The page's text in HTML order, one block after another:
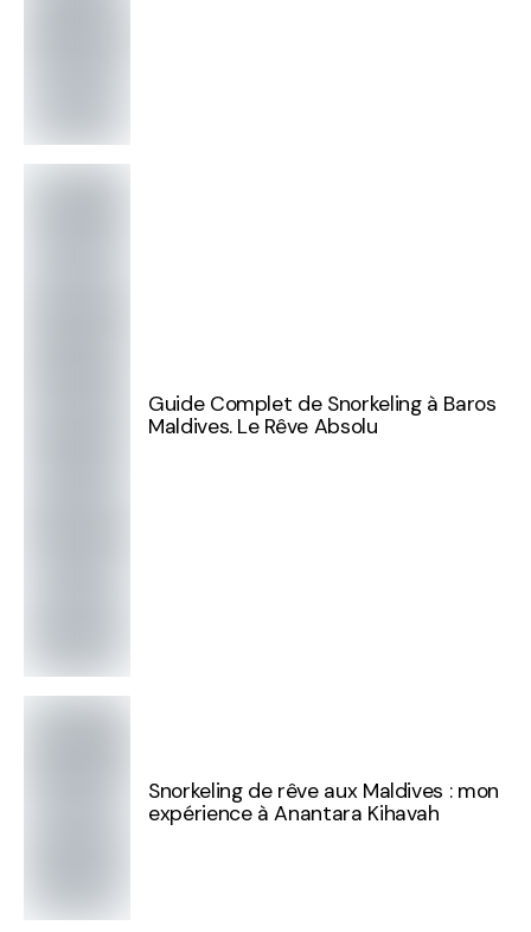
Guide Complet de Snorkeling à Baros
Maldives. Le Rêve Absolu
Snorkeling de rêve aux Maldives : mon
expérience à Anantara Kihavah